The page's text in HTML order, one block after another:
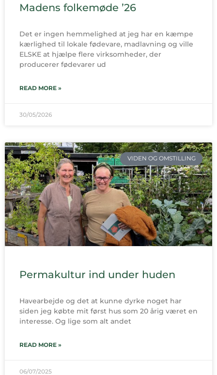
Madens folkemøde ’26
Det er ingen hemmelighed at jeg har en kæmpe
kærlighed til lokale fødevare, madlavning og ville
ELSKE at hjælpe flere virksomheder, der
producerer fødevarer ud
READ MORE »
30/05/2026
VIDEN OG OMSTILLING
Permakultur ind under huden
Havearbejde og det at kunne dyrke noget har
siden jeg købte mit først hus som 20 årig været en
interesse. Og lige som alt andet
READ MORE »
06/07/2025